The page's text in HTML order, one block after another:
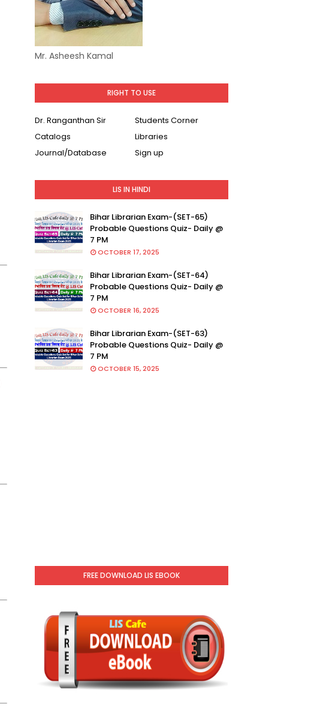
Mr. Asheesh Kamal
RIGHT TO USE
Dr. Ranganthan Sir
Students Corner
Catalogs
Libraries
Journal/Database
Sign up
LIS IN HINDI
Bihar Librarian Exam-(SET-65)
Probable Questions Quiz- Daily @
7 PM
OCTOBER 17, 2025
Bihar Librarian Exam-(SET-64)
Probable Questions Quiz- Daily @
7 PM
OCTOBER 16, 2025
Bihar Librarian Exam-(SET-63)
Probable Questions Quiz- Daily @
7 PM
OCTOBER 15, 2025
FREE DOWNLOAD LIS EBOOK